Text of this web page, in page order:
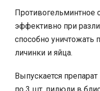
Противогельминтное
эффективно при
способно уничтожать
личинки и яйца.
Выпускается